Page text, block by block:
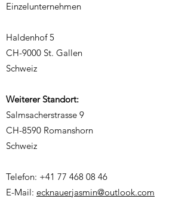
Einzelunternehmen
Haldenhof 5
CH-9000 St. Gallen
Schweiz
Weiterer Standort:
Salmsacherstrasse 9
CH-8590 Romanshorn
Schweiz
Telefon: +41 77 468 08 46
E-Mail: ecknauerjasmin@outlook.com